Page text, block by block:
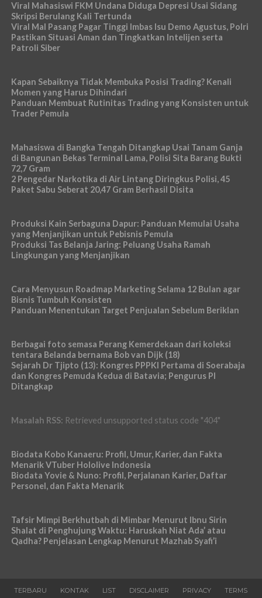
Viral Mahasiswi FKM Undana Diduga Depresi Usai Sidang
Skripsi Berulang Kali Tertunda
Viral Mal Pasang Pagar Tinggi Imbas Isu Demo Agustus, Polri
Pastikan Situasi Aman dan Tingkatkan Intelijen serta
Patroli Siber
Kapan Sebaiknya Tidak Membuka Posisi Trading? Kenali
Momen yang Harus Dihindari
Panduan Membuat Rutinitas Trading yang Konsisten untuk
Trader Pemula
Mahasiswa di Bangka Tengah Ditangkap Usai Tanam Ganja
di Bangunan Bekas Terminal Lama, Polisi Sita Barang Bukti
72,7 Gram
2 Pengedar Narkotika di Air Lintang Diringkus Polisi, 45
Paket Sabu Seberat 20,47 Gram Berhasil Disita
Produksi Kain Serbaguna Dapur: Panduan Memulai Usaha
yang Menjanjikan untuk Pebisnis Pemula
Produksi Tas Belanja Jaring: Peluang Usaha Ramah
Lingkungan yang Menjanjikan
Cara Menyusun Roadmap Marketing Selama 12 Bulan agar
Bisnis Tumbuh Konsisten
Panduan Menentukan Target Penjualan Sebelum Beriklan
Berbagai foto semasa Perang Kemerdekaan dari koleksi
tentara Belanda bernama Bob van Dijk (18)
Sejarah Dr Tjipto (13): Kongres PPPKI Pertama di Soerabaja
dan Kongres Pemuda Kedua di Batavia; Pengurus PI
Ditangkap
Masalah RSS: Retrieved unsupported status code "404"
Biodata Kobo Kanaeru: Profil, Umur, Karier, dan Fakta
Menarik VTuber Hololive Indonesia
Biodata Yovie & Nuno: Profil, Perjalanan Karier, Daftar
Personel, dan Fakta Menarik
Tafsir Mimpi Berkhutbah di Mimbar Menurut Ibnu Sirin
Shalat di Penghujung Waktu: Haruskah Niat Ada’ atau
Qadha? Penjelasan Lengkap Menurut Mazhab Syafi’i
TERBARU KONTAK LIST DISCLAIMER PRIVACY TERMS